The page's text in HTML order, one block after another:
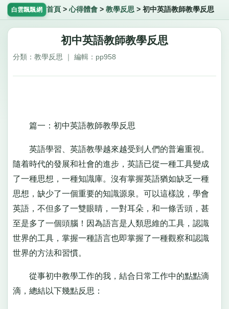
白雲飄飄網 首頁 > 心得體會> 教學反思> 初中英語教師教學反思
初中英語教師教學反思
分類：教學反思 ｜ 編輯：pp958
篇一：初中英語教師教學反思
英語學習、英語教學越來越受到人們的普遍重視。
隨着時代的發展和社會的進步，英語已從一種工具變成
了一種思想，一種知識庫。沒有掌握英語猶如缺乏一種
思想，缺少了一個重要的知識源泉。可以這樣說，學會
英語，不但多了一雙眼睛，一對耳朵，和一條舌頭，甚
至是多了一個頭腦！因為語言是人類思維的工具，認識
世界的工具，掌握一種語言也即掌握了一種觀察和認識
世界的方法和習慣。
從事初中教學工作的我，結合日常工作中的點點滴
滴，總結以下幾點反思：